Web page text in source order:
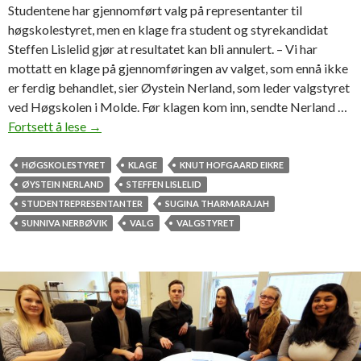
e
t
i
l
h
ø
k
l
e
y
e
Studentene har gjennomført valg på representanter til
høgskolestyret, men en klage fra student og styrekandidat
Steffen Lislelid gjør at resultatet kan bli annulert. – Vi har
mottatt en klage på gjennomføringen av valget, som ennå ikke
er ferdig behandlet, sier Øystein Nerland, som leder valgstyret
ved Høgskolen i Molde. Før klagen kom inn, sendte Nerland …
Fortsett å lese V
l
g
e
t
s
t
u
d
→
HØGSKOLESTYRET KLAGE
KNUT HOFGAARD EIKRE
ØYSTEIN NERLAND
STEFFEN LISLELID
STUDENTREPRESENTANTER
SUGINA THARMARAJAH
SUNNIVA NERBØVIK
VALG VALGSTYRET